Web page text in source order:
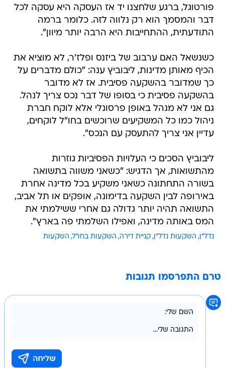
פורטוגל, ברגע שלחצנו יד אז העסקה היא עסקה לכל
דבר והמסמך הוא רק נלווה לזה. כלומר ברמה
התודעתית, ההתחייבות היא הרבה יותר מיוון".
כשנשאל האם ערבוב של ביזנס ופלז'ר, לא מוציא את
הכיף מאותן מדינות, ליבוביץ ענה: "כולם מדברים על
כך שמדובר בהשקעה פסיבית. אז לא מדובר
בהשקעה פסיבית כי בסופו של דבר נכס צריך לנהל.
גם אני לא מנהל באופן פרסונלי אלא לוקח חברת
ניהול כמו כל המשקיעים שרוכשים בחו"ל לוקחים,
עדיין אני צריך להתעסק עם הנכס".
ליבוביץ הסכים כי העלויות הפסיביות גוזרות
מהתשואות, אך הדגיש: "כשאני משווה בתשואה
בשורה התחתונה כשאני משקיע בכל מדינה אחרת
באירופה לבין השקעה בדימונה, אופקים או תל אביב,
התשואה תהיה יותר גדולה גם אחרי ששילמתי את
המס באותה מדינה, ואפילו השלמתי פה בארץ".
נדל"ן השקעות נדל"ן קניית דירה השקעות בחו"ל השקעות
טרם התפרסמו תגובות